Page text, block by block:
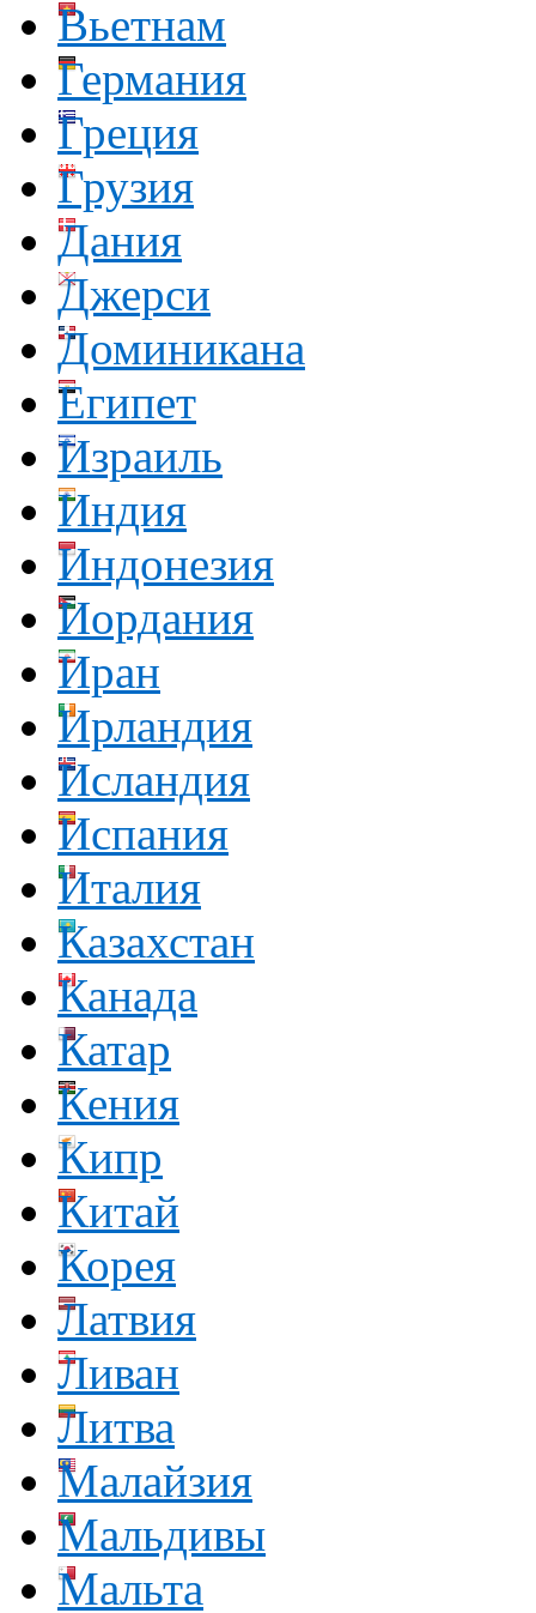
Вьетнам
Германия
Греция
Грузия
Дания
Джерси
Доминикана
Египет
Израиль
Индия
Индонезия
Иордания
Иран
Ирландия
Исландия
Испания
Италия
Казахстан
Канада
Катар
Кения
Кипр
Китай
Корея
Латвия
Ливан
Литва
Малайзия
Мальдивы
Мальта